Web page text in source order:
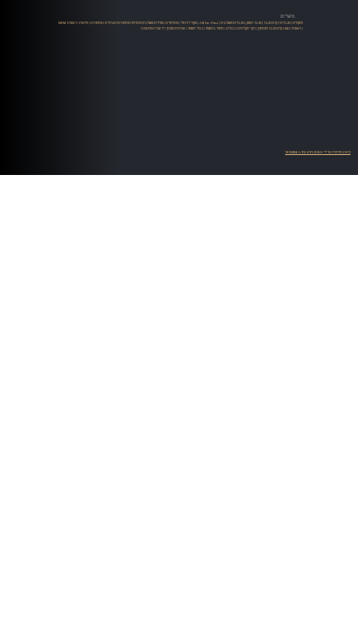
מוצרים
רמקולים|מגברים|קדם מגבר|מגבר הספק|מגברים משולבים|
All-In-One
|מקור דיגיטלי|סטרימרים|ממירים משולבים סטרימר|פטיפונים ואביזרים|פטיפונים|זרועות|ראשים MM
| ראשים MC |
קדם מגבר לפטיפון|ניקוי תקליטים|כבלים|טיפול בחשמל|כבלי חשמל|ארוניות ושיכוך|יד שניה ומתצוגה
עיצוב ופיתוח על ידי WEBMATE STUDIO